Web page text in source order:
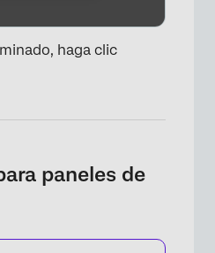
haga clic
paneles de